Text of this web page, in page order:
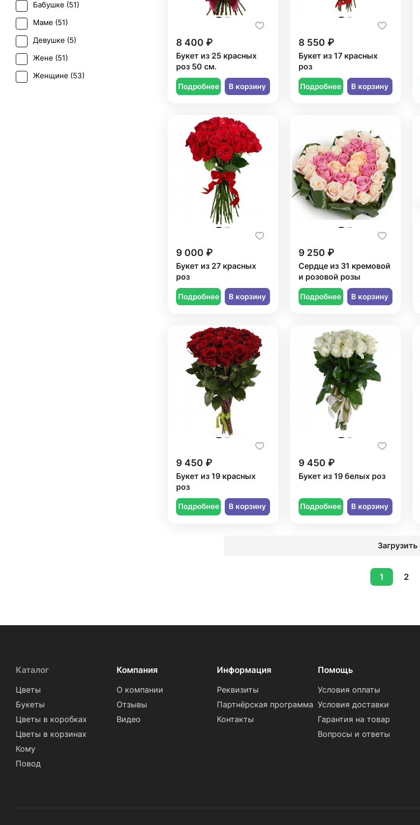
8 400 ₽
Букет из 25 красных
роз 50 см.
Подробнее В корзину
8 550 ₽
Букет из 17 красных
роз
Подробнее В корзину
9 000 ₽
Букет из 27 красных
роз
Подробнее В корзину
9 250 ₽
Сердце из 31 кремовой
и розовой розы
Подробнее В корзину
9 450 ₽
Букет из 19 красных
роз
Подробнее В корзину
9 450 ₽
Букет из 19 белых роз
Подробнее В корзину
1 2
Последний звонок (
Рождение ребенка (
Рождество (
Татьянин день (
Траур (1)
Бабушке (51)
Маме (51)
Девушке (5)
Жене (51)
Женщине (53)
Каталог
Цветы
Букеты
Цветы в коробках
Цветы в корзинах
Кому
Повод
Компания
О компании
Отзывы
Видео
Информация
Реквизиты
Партнёрская программа
Контакты
Помощь
Условия оплаты
Условия доставки
Гарантия на товар
Вопросы и ответы